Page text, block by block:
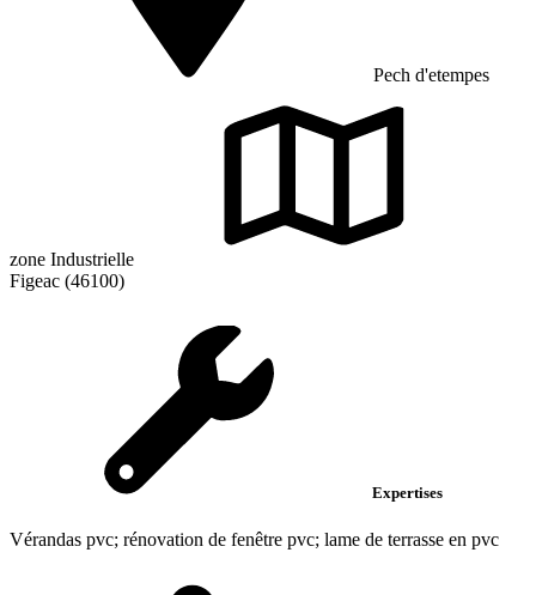
Pech d'etempes
zone Industrielle
Figeac (46100)
Expertises
Vérandas pvc; rénovation de fenêtre pvc; lame de terrasse en pvc